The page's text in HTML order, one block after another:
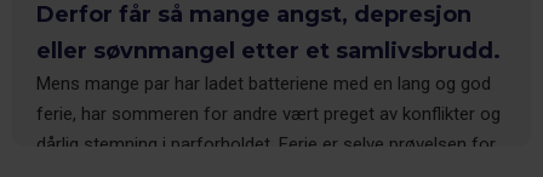
Derfor får så mange angst, depresjon
eller søvnmangel etter et samlivsbrudd.
Mens mange par har ladet batteriene med en lang og god
ferie, har sommeren for andre vært preget av konflikter og
dårlig stemning i parforholdet. Ferie er selve prøvelsen for